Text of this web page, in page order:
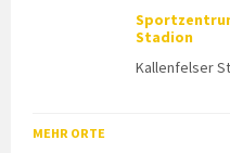
Stadion
Kallenfelser
MEHR ORTE